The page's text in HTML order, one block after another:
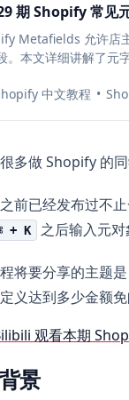
期 Shopify 常见
Metafields 允许店
。本文详细讲解了元
运用元字段，店主可
中文教程
多做 Shopify 的
前已经发布过不
+ K 之后输入元对
将要分享的主题
义达到多少金额免
观看本期
景